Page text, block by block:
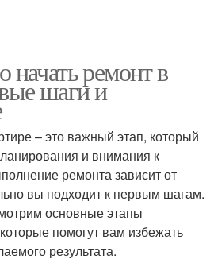
начать ремонт в
шаги и
– это важный этап, который
и внимания к
ремонта зависит от
вы подходит к первым шагам.
основные этапы
помогут вам избежать
результата.